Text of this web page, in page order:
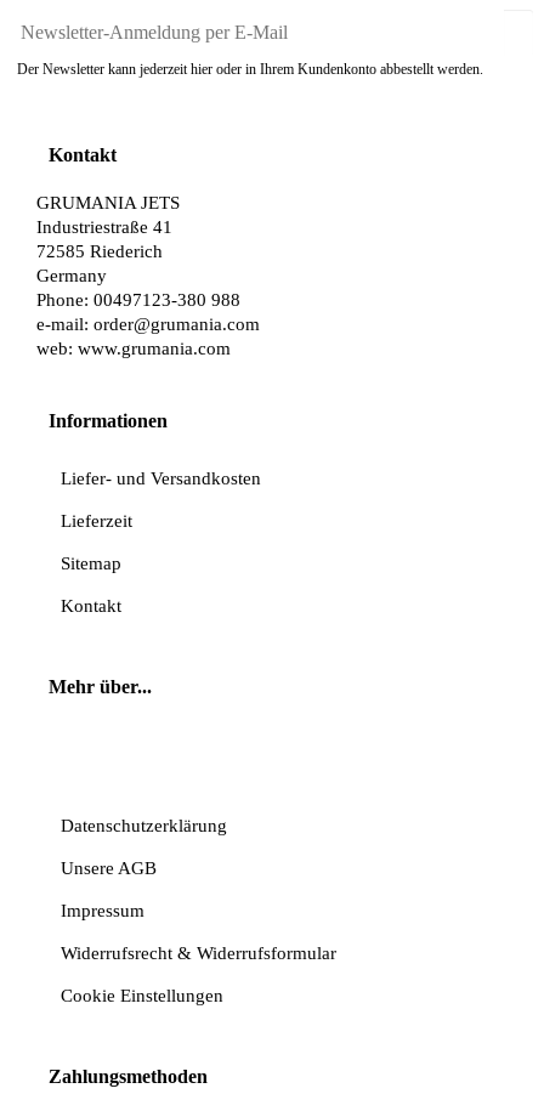
Der Newsletter kann jederzeit hier oder in Ihrem Kundenkonto abbestellt werden.
Kontakt
GRUMANIA JETS
Industriestraße 41
72585 Riederich
Germany
Phone: 00497123-380 988
e-mail: order@grumania.com
web: www.grumania.com
Informationen
Liefer- und Versandkosten
Lieferzeit
Sitemap
Kontakt
Mehr über...
Datenschutzerklärung
Unsere AGB
Impressum
Widerrufsrecht & Widerrufsformular
Cookie Einstellungen
Zahlungsmethoden